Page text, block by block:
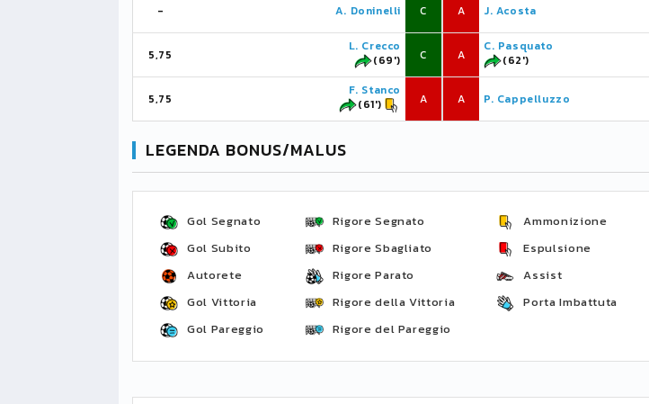
- A. Doninelli C
5,75
L. Crecco
(69')
C
5,75
F. Stanco
(61')
A
A J. Acosta
A
C. Pasquato
(62')
A P. Cappelluzzo
LEGENDA BONUS/MALUS
Gol Segnato
Gol Subito
Autorete
Gol Vittoria
Gol Pareggio
Rigore Segnato
Rigore Sbagliato
Rigore Parato
Rigore della Vittoria
Rigore del Pareggio
Ammonizione
Espulsione
Assist
Porta Imbattuta